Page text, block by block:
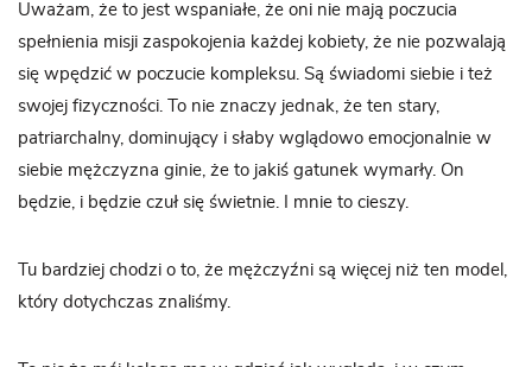
Uważam, że to jest wspaniałe, że oni nie mają poczucia
spełnienia misji zaspokojenia każdej kobiety, że nie pozwalają
się wpędzić w poczucie kompleksu. Są świadomi siebie i też
swojej fizyczności. To nie znaczy jednak, że ten stary,
patriarchalny, dominujący i słaby wglądowo emocjonalnie w
siebie mężczyzna ginie, że to jakiś gatunek wymarły. On
będzie, i będzie czuł się świetnie. I mnie to cieszy.
Tu bardziej chodzi o to, że mężczyźni są więcej niż ten model,
który dotychczas znaliśmy.